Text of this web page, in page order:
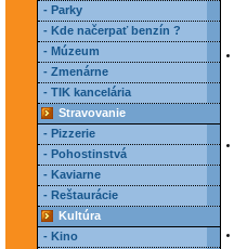
- Parky
- Kde načerpať benzín ?
- Múzeum
- Zmenárne
- TIK kancelária
Stravovanie
- Pizzerie
- Pohostinstvá
- Kaviarne
- Reštaurácie
Kultúra
- Kino